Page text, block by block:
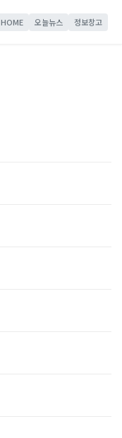
HOME 오늘뉴스 정보창고